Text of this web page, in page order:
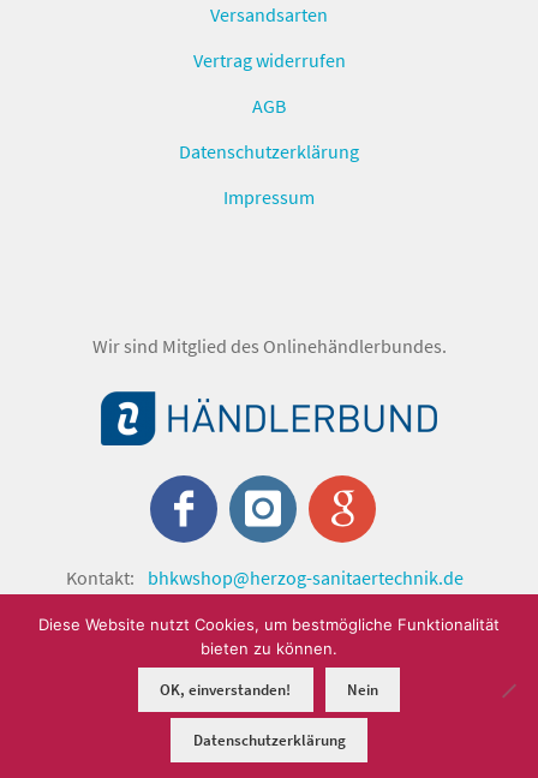
Versandsarten
Vertrag widerrufen
AGB
Datenschutzerklärung
Impressum
Wir sind Mitglied des Onlinehändlerbundes.
Kontakt:
bhkwshop@herzog-sanitaertechnik.de
© shop.herzog-sanitaertechnik.de 2024 by Herzog
Sanitärtechnik GmbH.
Diese Website nutzt Cookies, um bestmögliche Funktionalität
bieten zu können.
OK, einverstanden! Nein
Datenschutzerklärung